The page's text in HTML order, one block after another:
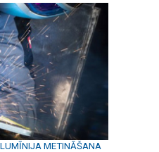
METINĀŠANA